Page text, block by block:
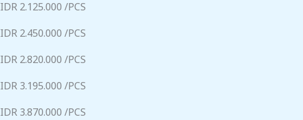
IDR 2.125.000 /PCS
IDR 2.450.000 /PCS
IDR 2.820.000 /PCS
IDR 3.195.000 /PCS
IDR 3.870.000 /PCS